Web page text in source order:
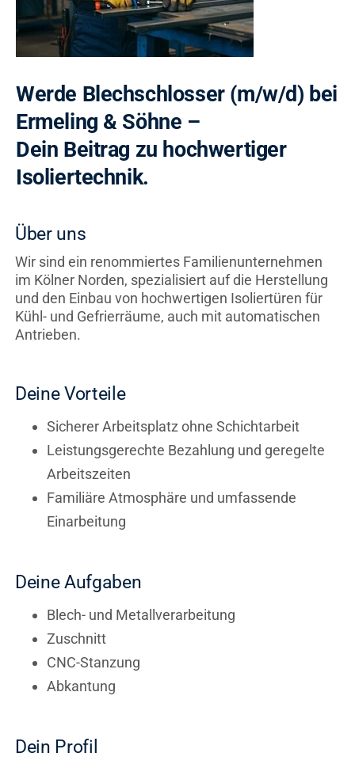
Werde Blechschlosser (m/w/d) bei
Ermeling & Söhne –
Dein Beitrag zu hochwertiger
Isoliertechnik.
Über uns
Wir sind ein renommiertes Familienunternehmen
im Kölner Norden, spezialisiert auf die Herstellung
und den Einbau von hochwertigen Isoliertüren für
Kühl- und Gefrierräume, auch mit automatischen
Antrieben.
Deine Vorteile
Sicherer Arbeitsplatz ohne Schichtarbeit
Leistungsgerechte Bezahlung und geregelte
Arbeitszeiten
Familiäre Atmosphäre und umfassende
Einarbeitung
Deine Aufgaben
Blech- und Metallverarbeitung
Zuschnitt
CNC-Stanzung
Abkantung
Dein Profil